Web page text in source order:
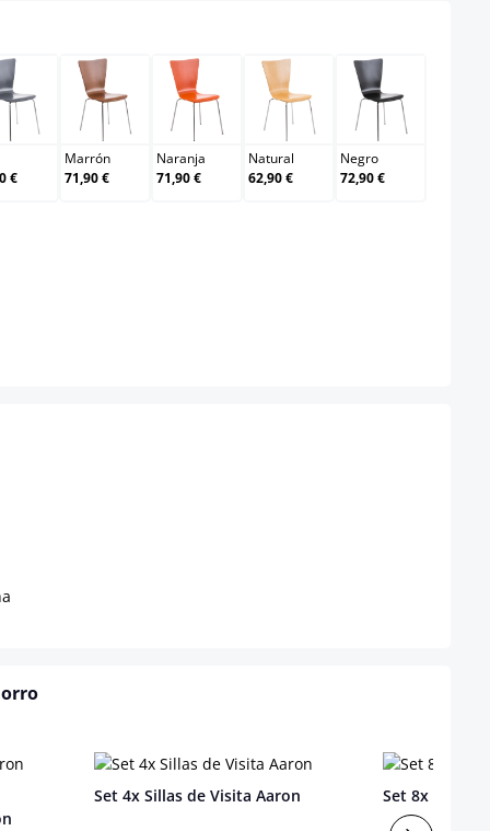
Gris
€
Marrón
Marrón
71,90 €
Naranja
Naranja
71,90 €
Natural
Natural
62,90 €
Negro
Negro
72,90 €
Set 4x Sillas de Visita Aaron Set 8x Sillas